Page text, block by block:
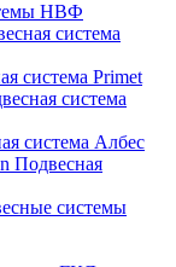
НВФ
система
система Primet
система
система Албес
Подвесная
системы